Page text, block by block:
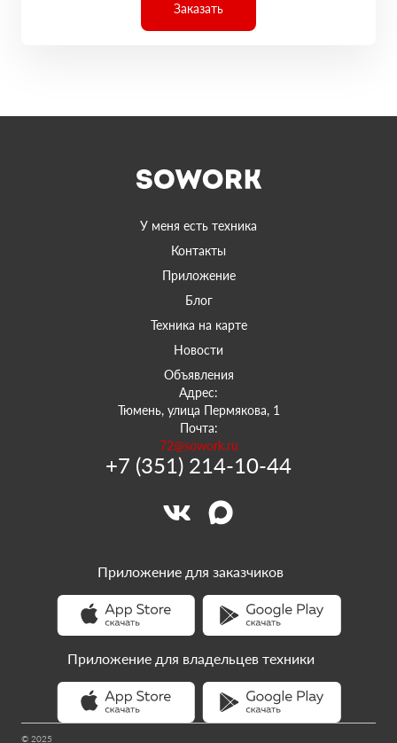
Заказать
У меня есть техника
Контакты
Приложение
Блог
Техника на карте
Новости
Объявления
Адрес:
Тюмень, улица Пермякова, 1
Почта:
72@sowork.ru
+7 (351) 214-10-44
© 2025
Приложение для заказчиков
Приложение для владельцев техники